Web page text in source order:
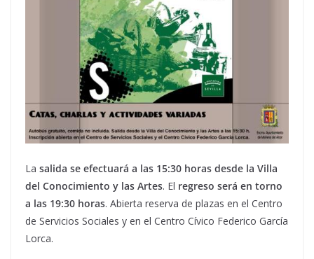
La salida se efectuará a las 15:30 horas desde la Villa
del Conocimiento y las Artes. El regreso será en torno
a las 19:30 horas. Abierta reserva de plazas en el Centro
de Servicios Sociales y en el Centro Cívico Federico García
Lorca.